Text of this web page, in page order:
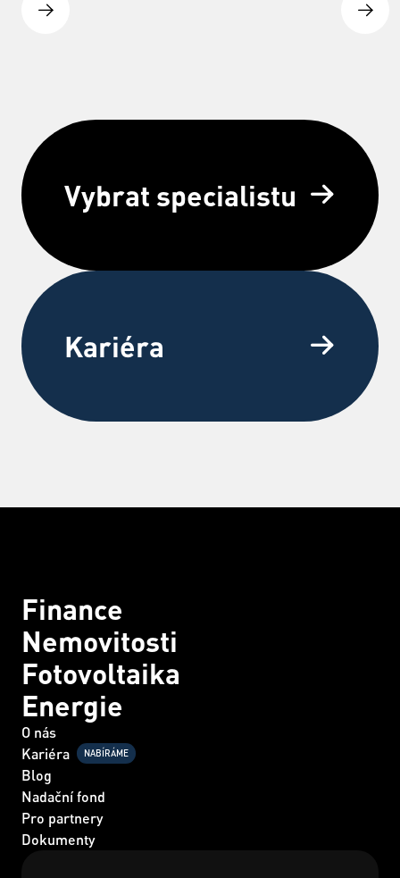
Vybrat specialistu
Kariéra
Finance
Nemovitosti
Fotovoltaika
Energie
O nás
Kariéra
NABÍRÁME
Blog
Nadační fond
Pro partnery
Dokumenty